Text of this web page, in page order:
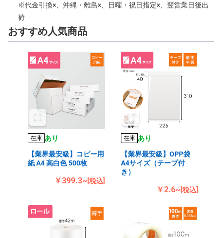
※代金引換×、沖縄・離島×、日曜・祝日指定×、翌営業日後出
荷
おすすめ人気商品
在庫 あり
【業界最安級】コピー用
紙 A4 高白色 500枚
￥399.3~[税込]
在庫 あり
【業界最安級】OPP袋
A4サイズ（テープ付
き）
￥2.6~[税込]